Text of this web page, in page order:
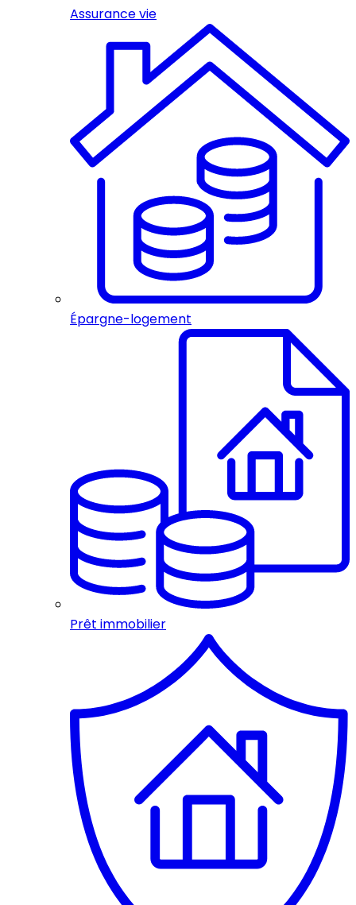
Assurance vie
Épargne-logement
Prêt immobilier